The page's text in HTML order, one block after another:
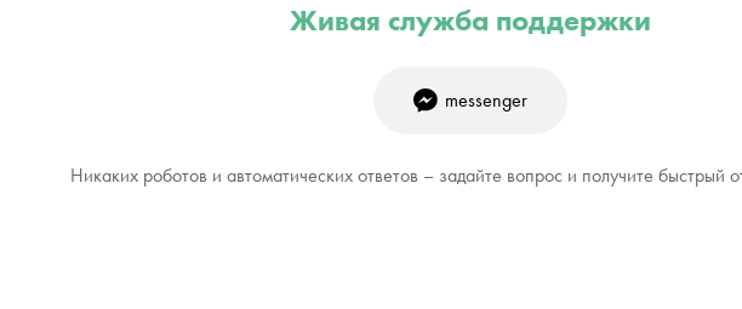
Живая служба поддержки
messenger
Никаких роботов и автоматических ответов – задайте вопрос и получите быстрый